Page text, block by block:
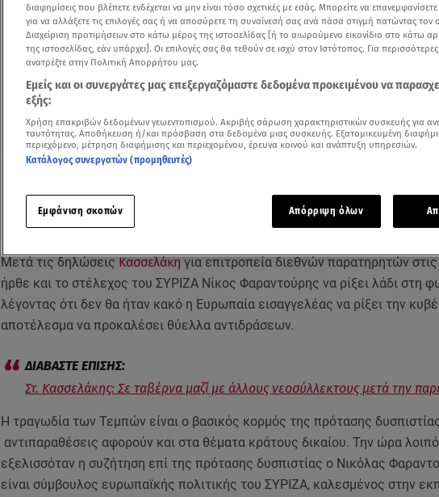
Add star.gr on Google
Μετά τις δηλώσεις Κασσελάκη για επιτροπεία διεθνών παρατηρητών
ήρθε και το στέλεχος του ΣΥΡΙΖΑ Νίκος Φαραντούρης να ρίξει λάδι στη
λέγοντας ότι δεν θα ήταν κακό η Ευρωπαία εισαγγελέας να ρίξει την
αποτέλεσμα να προκαλέσει θύελλα αντιδράσεων.
Στ. Κασσελάκης: Σε ταβέρνα μαζί με άλλους νεοσύλλεκτους μετά την
Η τραγωδία των Τεμπών είναι ο βασικός κορμός της πρότασης
αντιπαραθέσεις αφορούν και στα θέματα κράτους δικαίου. Την ώρα
εξελισσόταν η συζήτηση επί της πρότασης δυσπιστίας ο Νικόλας
είναι σύμβουλος ευρωπαϊκής πολιτικής του ΣΥΡΙΖΑ, καλεσμένος στην
διαφημίσεις που βλέπετε ενδέχεται να μην είναι τόσο σχετικές με εσάς. Μπορείτε να
για να αλλάξετε τις επιλογές σας ή να αποσύρετε τη συναίνεσή σας ανά πάσα στιγμή πατώντας τον
Διαχείριση προτιμήσεων στο κάτω μέρος της ιστοσελίδας [ή το αιωρούμενο εικονίδιο στο κάτω
της ιστοσελίδας, εάν υπάρχει]. Οι επιλογές σας θα τεθούν σε ισχύ στον Ιστότοπος. Για
ανατρέξτε στην Πολιτική Απορρήτου μας.
Εμείς και οι συνεργάτες μας επεξεργαζόμαστε δεδομένα προκειμένου να
εξής:
Χρήση επακριβών δεδομένων γεωεντοπισμού. Ακριβής σάρωση χαρακτηριστικών συσκευής για
ταυτότητας. Αποθήκευση ή/και πρόσβαση στα δεδομένα μιας συσκευής. Εξατομικευμένη
περιεχόμενο, μέτρηση διαφήμισης και περιεχομένου, έρευνα κοινού και ανάπτυξη υπηρεσιών.
Κατάλογος συνεργατών (προμηθευτές)
Εμφάνιση σκοπών Απόρριψη όλων